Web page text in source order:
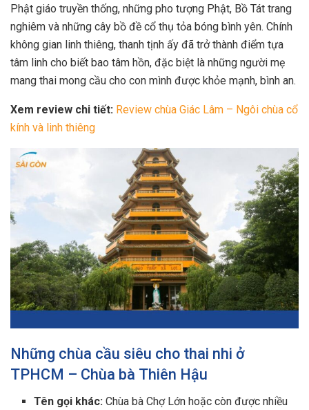
Phật giáo truyền thống, những pho tượng Phật, Bồ Tát trang
nghiêm và những cây bồ đề cổ thụ tỏa bóng bình yên. Chính
không gian linh thiêng, thanh tịnh ấy đã trở thành điểm tựa
tâm linh cho biết bao tâm hồn, đặc biệt là những người mẹ
mang thai mong cầu cho con mình được khỏe mạnh, bình an.
Xem review chi tiết: Review chùa Giác Lâm – Ngôi chùa cổ
kính và linh thiêng
Những chùa cầu siêu cho thai nhi ở
TPHCM – Chùa bà Thiên Hậu
Tên gọi khác: Chùa bà Chợ Lớn hoặc còn được nhiều